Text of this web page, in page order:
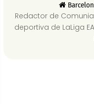
Redactor de
deportiva de LaLiga